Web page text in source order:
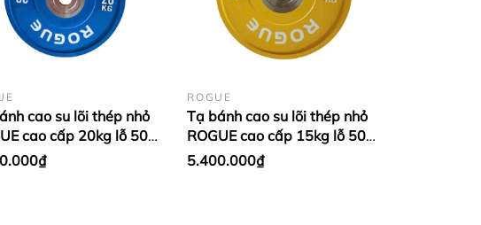
cao su lõi thép nhỏ
cao cấp 20kg lỗ 50
khẩu - Màu Xanh
ROGUE
Tạ bánh cao su lõi thép nhỏ
ROGUE cao cấp 15kg lỗ 50
nhập khẩu - Màu Vàng (1
5.400.000₫